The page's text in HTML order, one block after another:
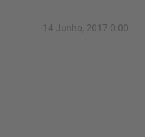
14 Junho, 2017 0:00